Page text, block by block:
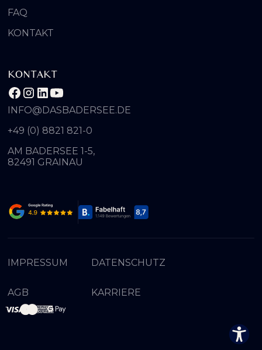
FAQ
KONTAKT
KONTAKT
INFO@DASBADERSEE.DE
+49 (0) 8821 821-0
AM BADERSEE 1-5,
82491 GRAINAU
IMPRESSUM DATENSCHUTZ
AGB KARRIERE